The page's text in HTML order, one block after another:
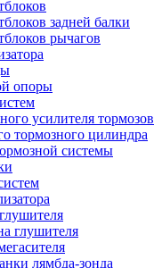
задней балки
рычагов
опоры
усилителя тормозов
тормозного цилиндра
системы
глушителя
лямбда-зонда